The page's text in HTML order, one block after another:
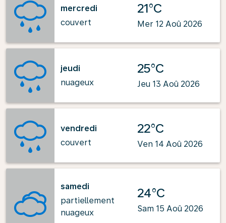
mercredi
couvert
21°C
Mer 12 Aoû 2026
jeudi
nuageux
25°C
Jeu 13 Aoû 2026
vendredi
couvert
22°C
Ven 14 Aoû 2026
samedi
partiellement
nuageux
24°C
Sam 15 Aoû 2026